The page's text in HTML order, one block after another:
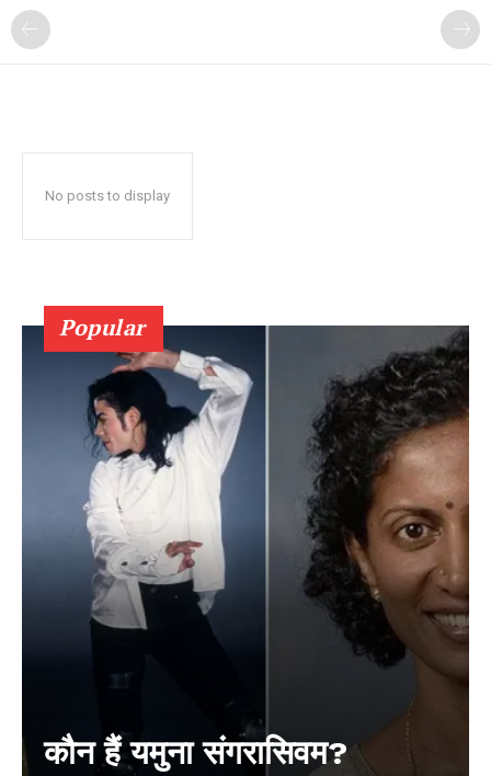
No posts to display
Popular
कौन हैं यमुना संगरासिवम?